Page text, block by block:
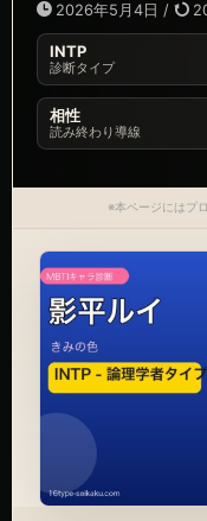
2026年5月4日 /
INTP
診断タイプ
相性
読み終わり導線
※本ページにはプ